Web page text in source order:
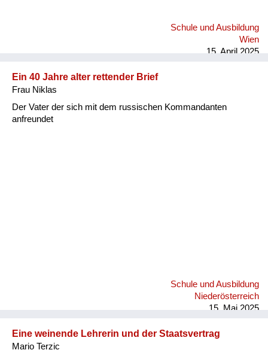
Schule und Ausbildung
Wien
15. April 2025
Ein 40 Jahre alter rettender Brief
Frau Niklas
Der Vater der sich mit dem russischen Kommandanten
anfreundet
Schule und Ausbildung
Niederösterreich
15. Mai 2025
Eine weinende Lehrerin und der Staatsvertrag
Mario Terzic